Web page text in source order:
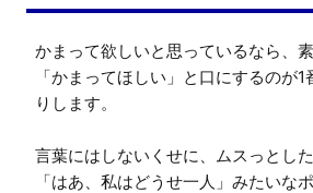
かまって欲しいと思っているなら、素
「かまってほしい」と口にするのが
りします。
言葉にはしないくせに、ムスっとし
「はあ、私はどうせ一人」みたいな